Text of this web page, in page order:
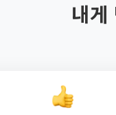
내게